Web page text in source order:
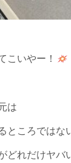
こいやー！
は
ところではな
どれだけヤバ